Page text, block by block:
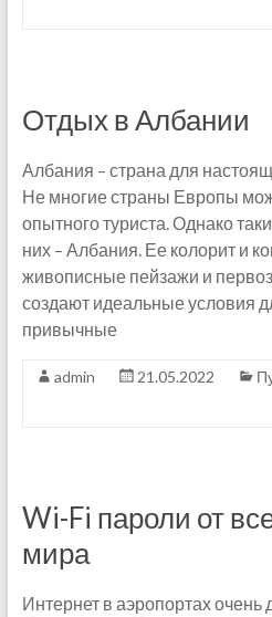
Отдых в Албании
Албания – страна для
Не многие страны Европы
опытного туриста. Однако
них – Албания. Ее колорит и
живописные пейзажи и
создают идеальные условия
привычные
admin 21.05.2022
Wi-Fi пароли от
мира
Интернет в аэропортах очень